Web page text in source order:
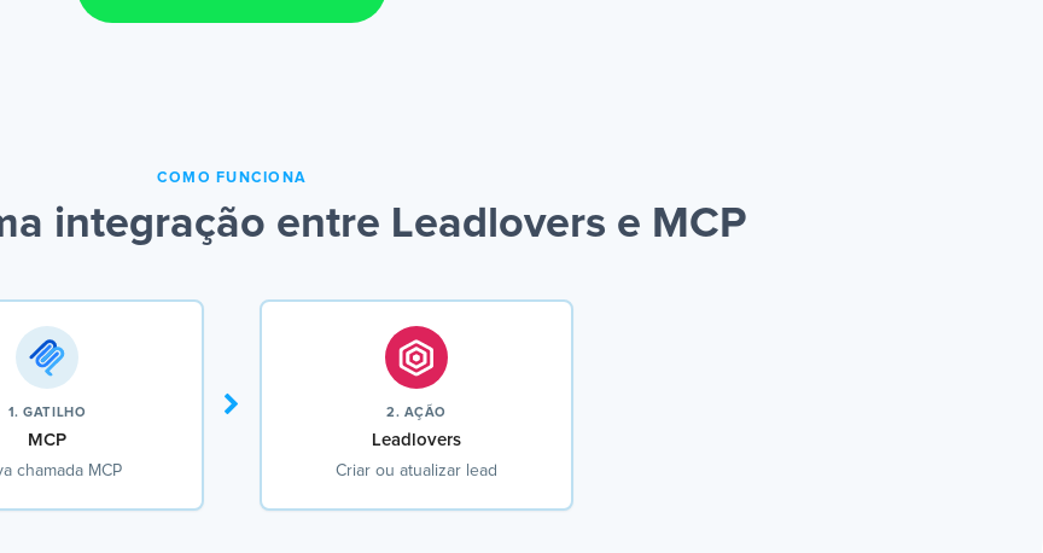
COMO FUNCIONA
integração entre Leadlovers e MCP
1. GATILHO
MCP
chamada MCP
2. AÇÃO
Leadlovers
Criar ou atualizar lead